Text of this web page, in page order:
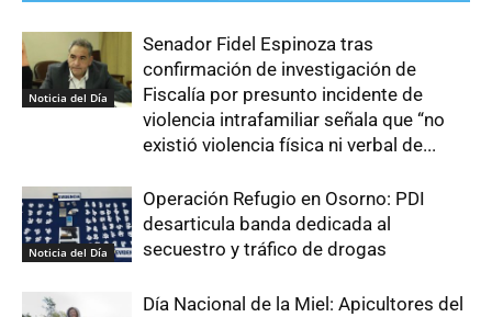
Noticia del Día
Senador Fidel Espinoza tras
confirmación de investigación de
Fiscalía por presunto incidente de
violencia intrafamiliar señala que “no
existió violencia física ni verbal de...
Noticia del Día
Operación Refugio en Osorno: PDI
desarticula banda dedicada al
secuestro y tráfico de drogas
Día Nacional de la Miel: Apicultores del